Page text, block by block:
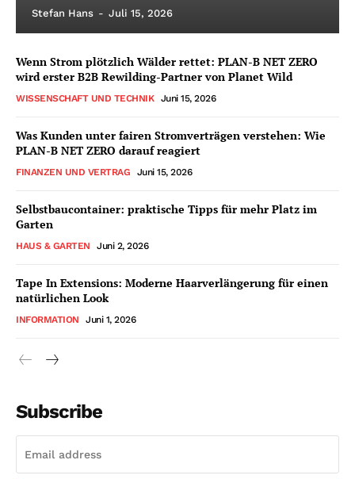
Stefan Hans - Juli 15, 2026
Wenn Strom plötzlich Wälder rettet: PLAN-B NET ZERO
wird erster B2B Rewilding-Partner von Planet Wild
WISSENSCHAFT UND TECHNIK Juni 15, 2026
Was Kunden unter fairen Stromverträgen verstehen: Wie
PLAN-B NET ZERO darauf reagiert
FINANZEN UND VERTRAG Juni 15, 2026
Selbstbaucontainer: praktische Tipps für mehr Platz im
Garten
HAUS & GARTEN Juni 2, 2026
Tape In Extensions: Moderne Haarverlängerung für einen
natürlichen Look
INFORMATION Juni 1, 2026
Subscribe